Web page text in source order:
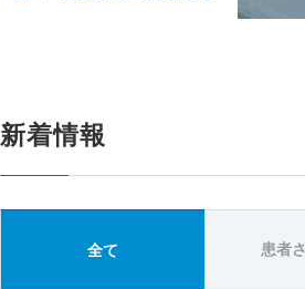
新着情報
全て 患者